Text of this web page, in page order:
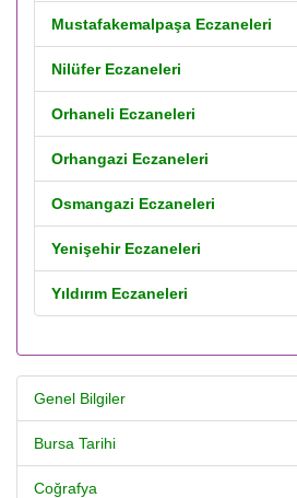
Mustafakemalpaşa Eczaneleri
Nilüfer Eczaneleri
Orhaneli Eczaneleri
Orhangazi Eczaneleri
Osmangazi Eczaneleri
Yenişehir Eczaneleri
Yıldırım Eczaneleri
Genel Bilgiler
Bursa Tarihi
Coğrafya